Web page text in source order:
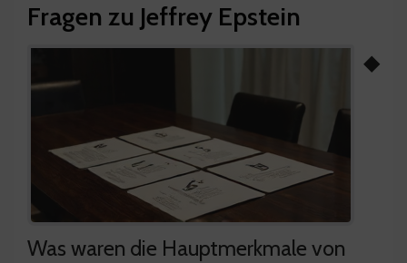
Fragen zu Jeffrey Epstein
◆
Was waren die Hauptmerkmale von